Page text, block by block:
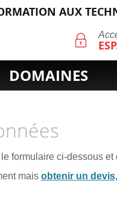
AUX
DOMAINES
formulaire ci-dessous et
mais obtenir un